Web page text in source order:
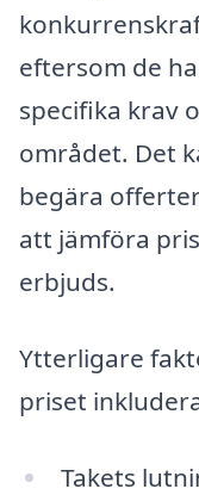
eftersom de
specifika krav
området. Det
begära
att jämföra
erbjuds.
Ytterligare
priset
Takets